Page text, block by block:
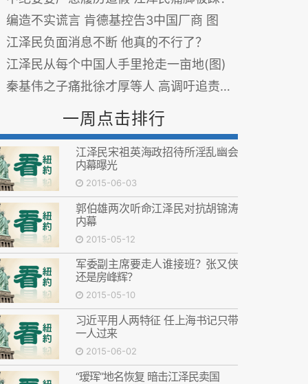
编造不实谎言 肯德基控告3中国厂商 图
江泽民负面消息不断 他真的不行了？
江泽民从每个中国人手里抢走一亩地(图)
秦基伟之子痛批徐才厚等人 高调吁追责弦外有音
一周点击排行
江泽民宋祖英海政招待所淫乱幽会
内幕曝光
2015-06-03
郭伯雄两次听命江泽民对抗胡锦涛
内幕
2015-05-12
军委副主席要走人谁接班？张又侠
还是房峰辉？
2015-05-10
习近平用人两特征 任上海书记只带
一人过来
2015-06-02
“瑷珲”地名恢复 暗击江泽民卖国